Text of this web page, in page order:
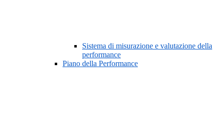
Sistema di misurazione e valutazione della
performance
Piano della Performance